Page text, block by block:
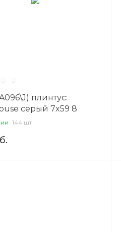
плинтус:
серый 7x59 8
144 шт